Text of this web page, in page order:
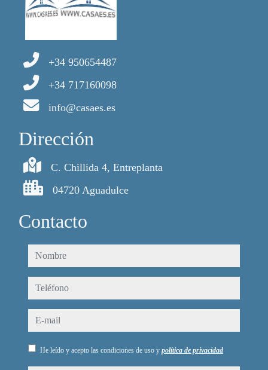
+34 950654487
+34 717160098
info@casaes.es
Dirección
C. Chillida 4, Entreplanta
04720 Aguadulce
Contacto
nombre
teléfono
e-mail
He leído y acepto las condiciones de uso y política de privacidad